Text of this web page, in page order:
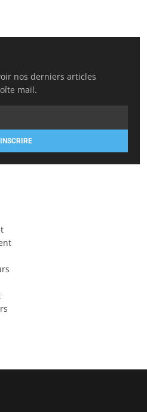
nos derniers articles
mail.